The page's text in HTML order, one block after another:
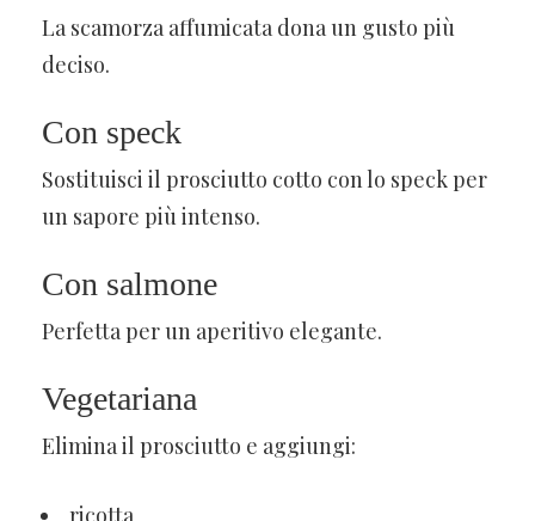
La scamorza affumicata dona un gusto più
deciso.
Con speck
Sostituisci il prosciutto cotto con lo speck per
un sapore più intenso.
Con salmone
Perfetta per un aperitivo elegante.
Vegetariana
Elimina il prosciutto e aggiungi:
ricotta